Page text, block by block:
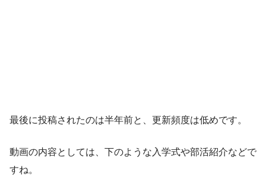
最後に投稿されたのは半年前と、更新頻度は低めです。
動画の内容としては、下のような入学式や部活紹介などで
すね。